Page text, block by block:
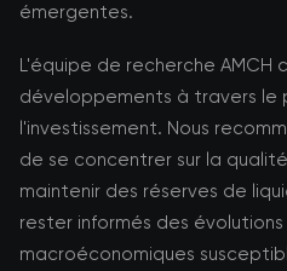
émergentes.
L'équipe de recherche AMCH
développements à travers le
l'investissement. Nous
de se concentrer sur la
maintenir des réserves de
rester informés des
macroéconomiques